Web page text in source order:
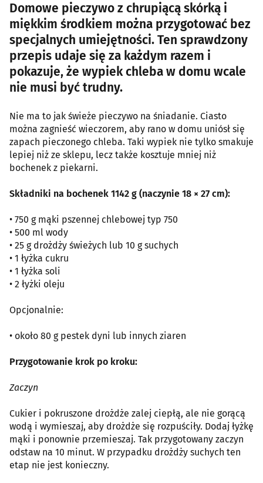
Domowe pieczywo z chrupiącą skórką i
miękkim środkiem można przygotować bez
specjalnych umiejętności. Ten sprawdzony
przepis udaje się za każdym razem i
pokazuje, że wypiek chleba w domu wcale
nie musi być trudny.
Nie ma to jak świeże pieczywo na śniadanie. Ciasto
można zagnieść wieczorem, aby rano w domu uniósł się
zapach pieczonego chleba. Taki wypiek nie tylko smakuje
lepiej niż ze sklepu, lecz także kosztuje mniej niż
bochenek z piekarni.
Składniki na bochenek 1142 g (naczynie 18 × 27 cm):
• 750 g mąki pszennej chlebowej typ 750
• 500 ml wody
• 25 g drożdży świeżych lub 10 g suchych
• 1 łyżka cukru
• 1 łyżka soli
• 2 łyżki oleju
Opcjonalnie:
• około 80 g pestek dyni lub innych ziaren
Przygotowanie krok po kroku:
Zaczyn
Cukier i pokruszone drożdże zalej ciepłą, ale nie gorącą
wodą i wymieszaj, aby drożdże się rozpuściły. Dodaj łyżkę
mąki i ponownie przemieszaj. Tak przygotowany zaczyn
odstaw na 10 minut. W przypadku drożdży suchych ten
etap nie jest konieczny.